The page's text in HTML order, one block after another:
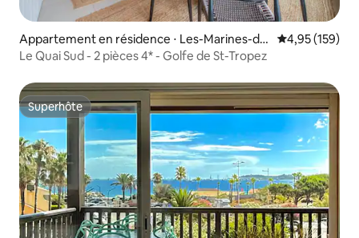
Appartement en résidence ⋅ Les-Marines-de
-Cogolin
Évaluation
4,95 (159)
Le Quai Sud - 2 pièces 4* - Golfe de St-Tropez
Superhôte
Superhôte